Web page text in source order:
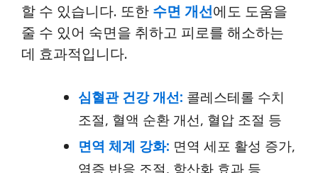
할 수 있습니다. 또한 수면 개선에도 도움을
줄 수 있어 숙면을 취하고 피로를 해소하는
데 효과적입니다.
심혈관 건강 개선: 콜레스테롤 수치
조절, 혈액 순환 개선, 혈압 조절 등
면역 체계 강화: 면역 세포 활성 증가,
염증 반응 조절, 항산화 효과 등